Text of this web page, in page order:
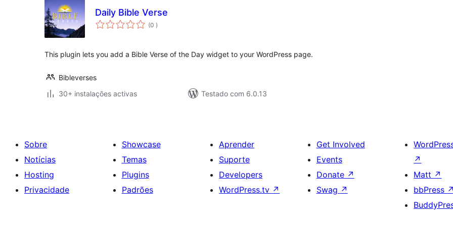
Daily Bible Verse
(0 classificações
)
This plugin lets you add a Bible Verse of the Day widget to your WordPress page.
Bibleverses
30+ instalações activas
Testado com 6.0.13
Sobre
Notícias
Hosting
Privacidade
Showcase
Temas
Plugins
Padrões
Aprender
Suporte
Developers
WordPress.tv ↗
Get Involved
Events
Donate ↗
Swag ↗
↗
Matt ↗
bbPress ↗